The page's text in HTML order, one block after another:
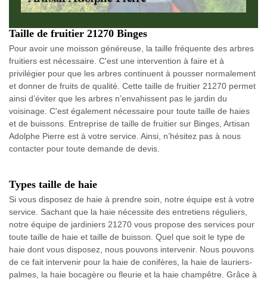
Taille de fruitier 21270 Binges
Pour avoir une moisson généreuse, la taille fréquente des arbres
fruitiers est nécessaire. C'est une intervention à faire et à
privilégier pour que les arbres continuent à pousser normalement
et donner de fruits de qualité. Cette taille de fruitier 21270 permet
ainsi d’éviter que les arbres n’envahissent pas le jardin du
voisinage. C'est également nécessaire pour toute taille de haies
et de buissons. Entreprise de taille de fruitier sur Binges, Artisan
Adolphe Pierre est à votre service. Ainsi, n’hésitez pas à nous
contacter pour toute demande de devis.
Types taille de haie
Si vous disposez de haie à prendre soin, notre équipe est à votre
service. Sachant que la haie nécessite des entretiens réguliers,
notre équipe de jardiniers 21270 vous propose des services pour
toute taille de haie et taille de buisson. Quel que soit le type de
haie dont vous disposez, nous pouvons intervenir. Nous pouvons
de ce fait intervenir pour la haie de conifères, la haie de lauriers-
palmes, la haie bocagère ou fleurie et la haie champêtre. Grâce à